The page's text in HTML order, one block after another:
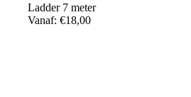
Ladder 7 meter
Vanaf:€18,00